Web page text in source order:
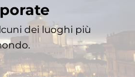
dei luoghi più